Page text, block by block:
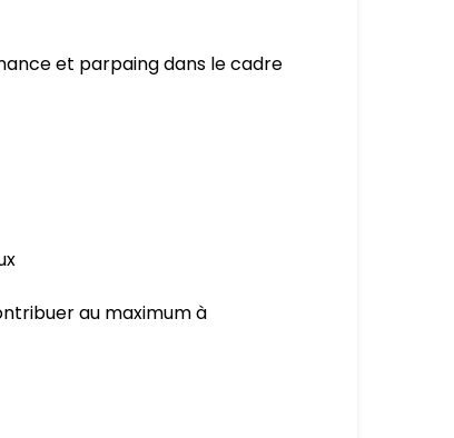
et parpaing dans le cadre
au maximum à